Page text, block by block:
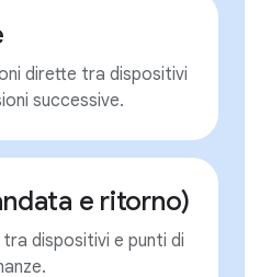
dirette tra dispositivi
successive.
e ritorno)
dispositivi e punti di